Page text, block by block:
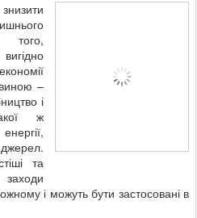
–
і
ж
та
і можуть бути застосовані в